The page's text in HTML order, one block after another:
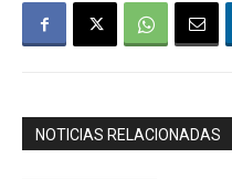
NOTICIAS RELACIONADAS